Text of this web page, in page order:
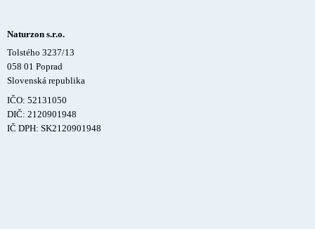
Naturzon s.r.o.
Tolstého 3237/13
058 01 Poprad
Slovenská republika
IČO: 52131050
DIČ: 2120901948
IČ DPH: SK2120901948